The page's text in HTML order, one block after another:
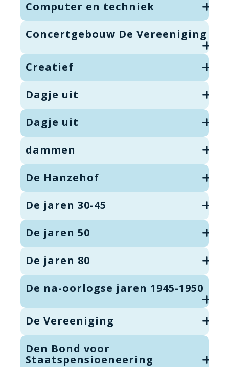
Computer en techniek
Concertgebouw De Vereeniging
Creatief
Dagje uit
Dagje uit
dammen
De Hanzehof
De jaren 30-45
De jaren 50
De jaren 80
De na-oorlogse jaren 1945-1950
De Vereeniging
Den Bond voor
Staatspensioeneering